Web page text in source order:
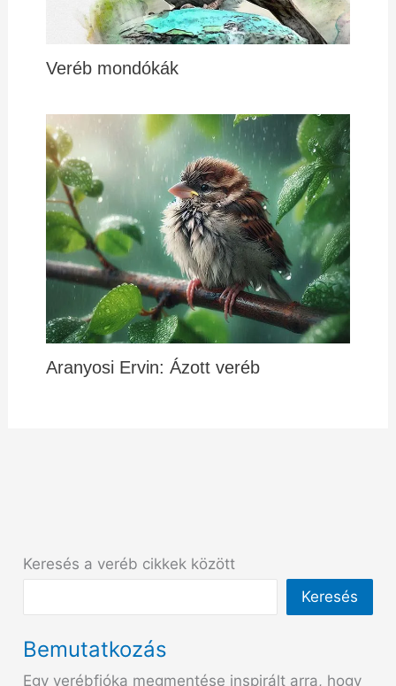
Veréb mondókák
Aranyosi Ervin: Ázott veréb
Keresés a veréb cikkek között
Keresés
Bemutatkozás
Egy verébfióka megmentése inspirált arra, hogy